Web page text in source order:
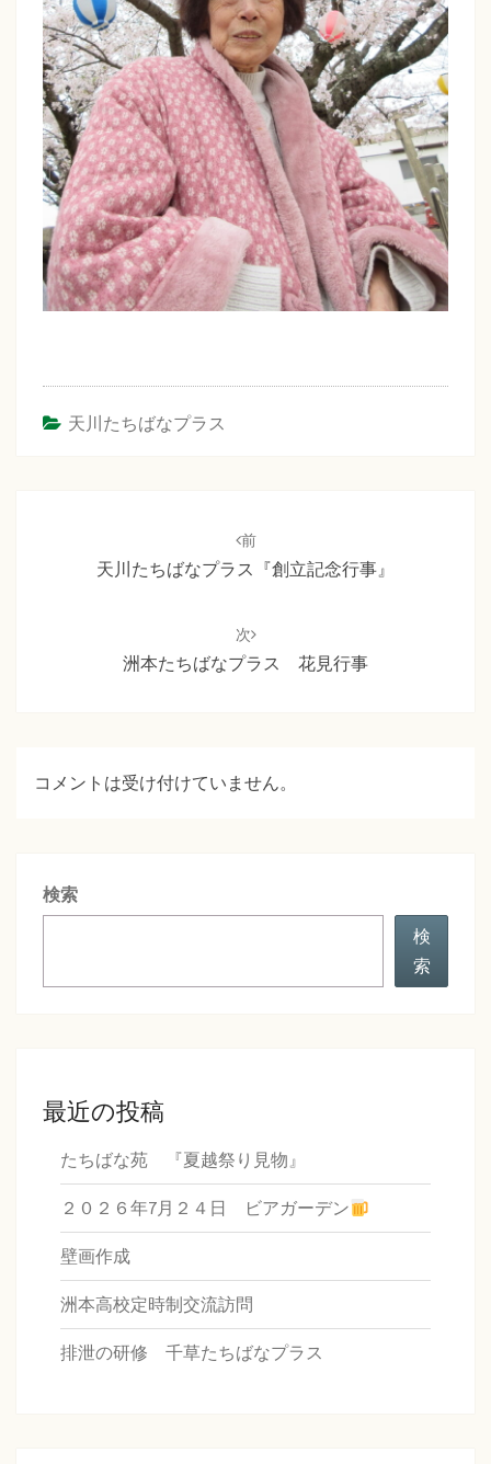
天川たちばなプラス
前
天川たちばなプラス『創立記念行事』
次
洲本たちばなプラス 花見行事
コメントは受け付けていません。
検索
検
索
最近の投稿
たちばな苑 『夏越祭り見物』
２０２６年7月２４日 ビアガーデン
壁画作成
洲本高校定時制交流訪問
排泄の研修 千草たちばなプラス